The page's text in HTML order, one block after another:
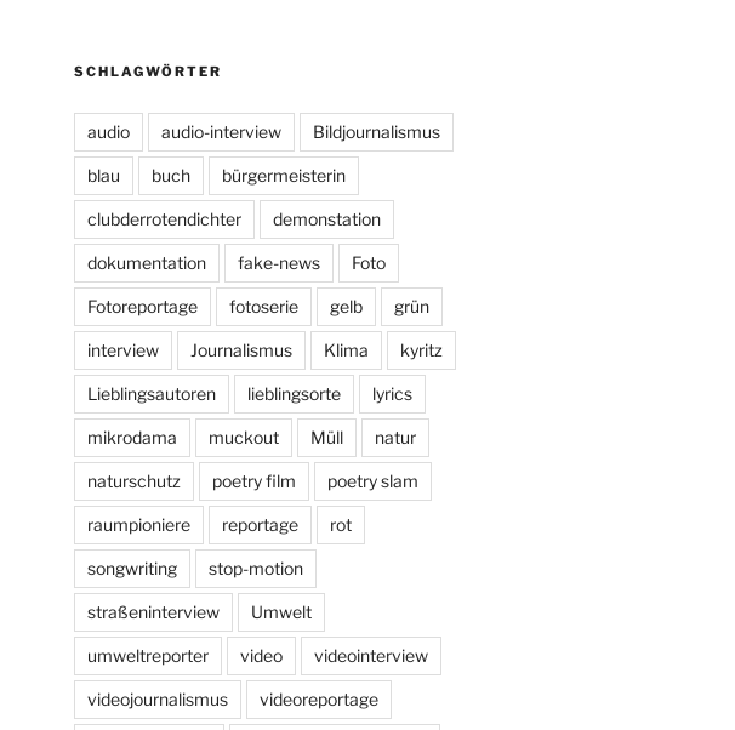
SCHLAGWÖRTER
audio audio-interview Bildjournalismus
blau buch bürgermeisterin
clubderrotendichter demonstation
dokumentation fake-news Foto
Fotoreportage fotoserie gelb grün
interview Journalismus Klima kyritz
Lieblingsautoren lieblingsorte lyrics
mikrodama muckout Müll natur
naturschutz poetry film poetry slam
raumpioniere reportage rot
songwriting stop-motion
straßeninterview Umwelt
umweltreporter video videointerview
videojournalismus videoreportage